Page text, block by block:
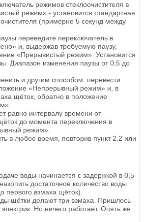
режимов стеклоочистителя в
режим» - установится стандартная
(примерно 5 секунд между
переведите переключатель в
и, выдержав требуемую паузу,
«Прерывистый режим». Установится
Диапазон изменения паузы от 0,5 до
и другим способом: перевести
«Непрерывный режим» и, в
щёток, обратно в положение
равно интервалу времени от
до момента переключения в
режим».
в любое время, повторив пункт 2.2 или
воды начинается с задержкой в 0,5
достаточное количество воды
первого взмаха щёток).
щётки делают три взмаха. Пришлось
электрик. Но ничего работает. Опять же